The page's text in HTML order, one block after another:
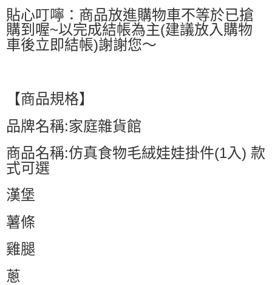
貼心叮嚀：商品放進購物車不等於已搶
購到喔~以完成結帳為主(建議放入購物
車後立即結帳)謝謝您～
【商品規格】
品牌名稱:家庭雜貨館
商品名稱:仿真食物毛絨娃娃掛件(1入) 款
式可選
漢堡
薯條
雞腿
蔥